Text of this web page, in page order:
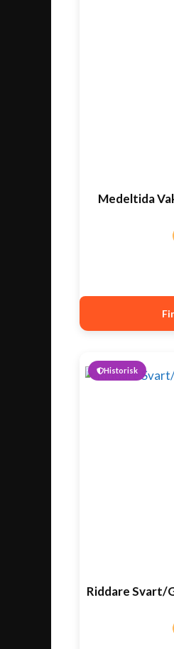
Medeltida
Historisk
Riddare Svart/